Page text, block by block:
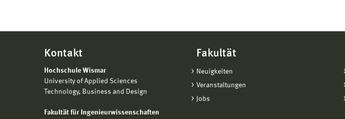
Kontakt
Hochschule Wismar
University of Applied Sciences
Technology, Business and Design
Fakultät für Ingenieurwissenschaften
Fakultät
Neuigkeiten
Veranstaltungen
Jobs